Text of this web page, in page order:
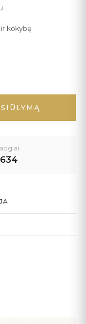
kokybę